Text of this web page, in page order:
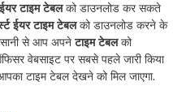
टाइम टेबलको डाउनलोड कर सकते
ईयर टाइम टेबलको डाउनलोड करने के
से आप अपनेटाइम टेबलको
वेबसाइट पर सबसे पहले जारी किया
टाइम टेबल देखने को मिल जाएगा.